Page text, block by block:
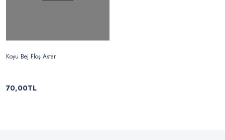
Koyu Bej Floş Astar
70,00TL